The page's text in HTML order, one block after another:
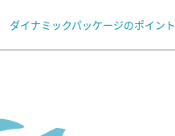
ダイナミックパッケージのポイント